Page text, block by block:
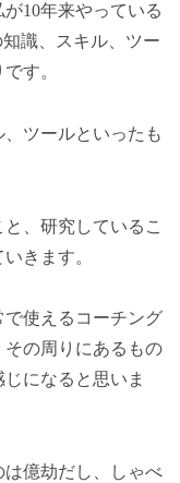
10年来やっている
識、スキル、ツー
す。
ツールといったも
、研究しているこ
きます。
使えるコーチング
の周りにあるもの
になると思いま
億劫だし、しゃべ